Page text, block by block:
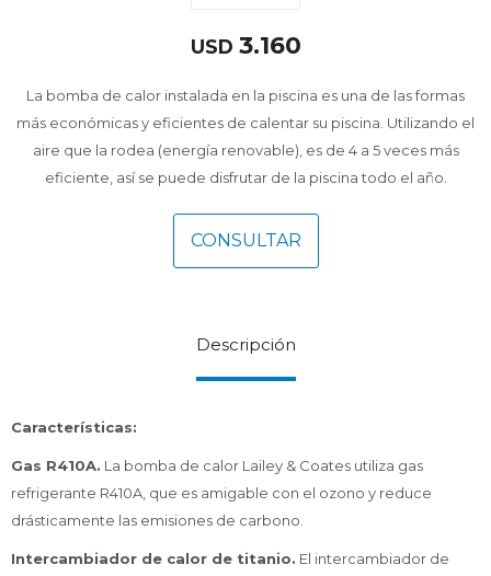
USD 3.160
La bomba de calor instalada en la piscina es una de las formas
más económicas y eficientes de calentar su piscina. Utilizando el
aire que la rodea (energía renovable), es de 4 a 5 veces más
eficiente, así se puede disfrutar de la piscina todo el año.
CONSULTAR
Descripción
Características:
Gas R410A. La bomba de calor Lailey & Coates utiliza gas
refrigerante R410A, que es amigable con el ozono y reduce
drásticamente las emisiones de carbono.
Intercambiador de calor de titanio. El intercambiador de